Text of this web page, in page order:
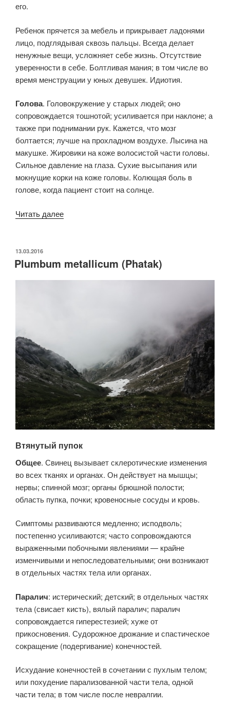
его.
Ребенок прячется за мебель и прикрывает ладонями
лицо, подглядывая сквозь пальцы. Всегда делает
ненужные вещи, усложняет себе жизнь. Отсутствие
уверенности в себе. Болтливая мания; в том числе во
время менструации у юных девушек. Идиотия.
Голова. Головокружение у старых людей; оно
сопровождается тошнотой; усиливается при наклоне; а
также при поднимании рук. Кажется, что мозг
болтается; лучше на прохладном воздухе. Лысина на
макушке. Жировики на коже волосистой части головы.
Сильное давление на глаза. Сухие высыпания или
мокнущие корки на коже головы. Колющая боль в
голове, когда пациент стоит на солнце.
Читать далее«Baryta
ОПУБЛИКОВАНО
13.03.2016
Plumbum metallicum (Phatak)
Втянутый пупок
Общее. Свинец вызывает склеротические изменения
во всех тканях и органах. Он действует на мышцы;
нервы; спинной мозг; органы брюшной полости;
область пупка, почки; кровеносные сосуды и кровь.
Симптомы развиваются медленно; исподволь;
постепенно усиливаются; часто сопровождаются
выраженными побочными явлениями — крайне
изменчивыми и непоследовательными; они возникают
в отдельных частях тела или органах.
Паралич: истерический; детский; в отдельных частях
тела (свисает кисть), вялый паралич; паралич
сопровождается гиперестезией; хуже от
прикосновения. Судорожное дрожание и спастическое
сокращение (подергивание) конечностей.
Исхудание конечностей в сочетании с пухлым телом;
или похудение парализованной части тела, одной
части тела; в том числе после невралгии.